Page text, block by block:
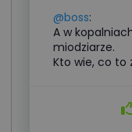
@boss:
A w
miodziarze.
Kto wie, co to